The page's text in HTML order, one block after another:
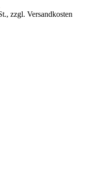
zzgl. Versandkosten